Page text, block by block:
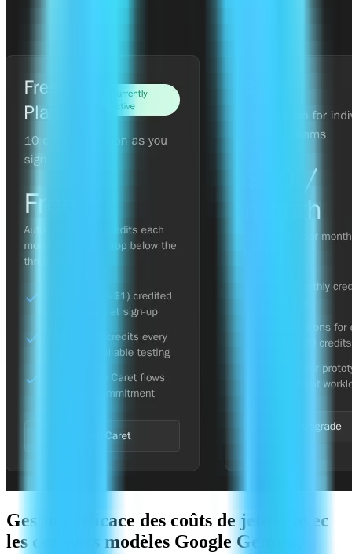
Gestion efficace des coûts de jetons avec
les derniers modèles Google Gemini,